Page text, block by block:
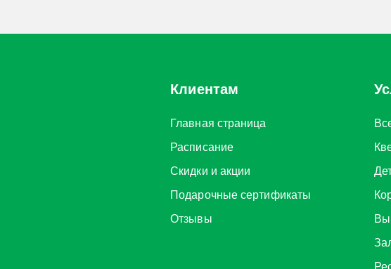
Клиентам
Главная страница
Расписание
Скидки и акции
Подарочные сертификаты
Отзывы